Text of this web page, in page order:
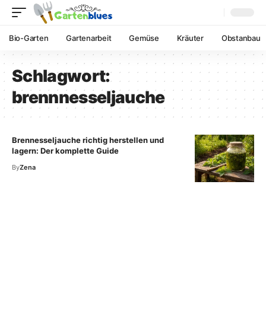
Bio-Garten Gartenarbeit Gemüse Kräuter Obstanbau
Schlagwort:
brennnesseljauche
Brennesseljauche richtig herstellen und
lagern: Der komplette Guide
ByZena